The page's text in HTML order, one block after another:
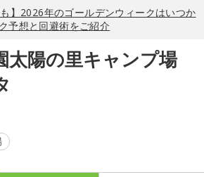
も】2026年のゴールデンウィークはいつか
予想と回避術をご紹介
太陽の里キャンプ場